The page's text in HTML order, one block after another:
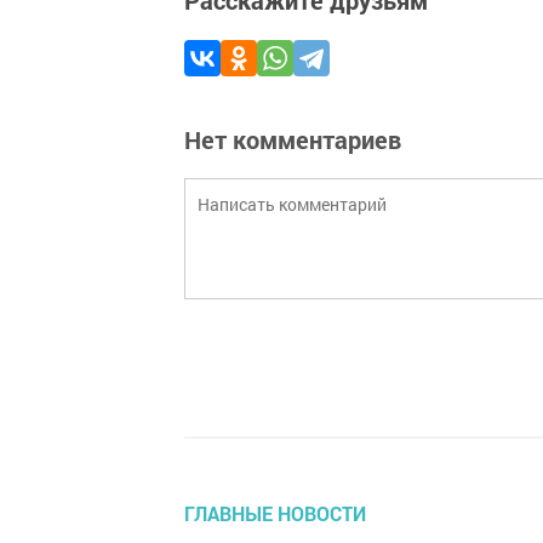
Нет комментариев
ГЛАВНЫЕ НОВОСТИ